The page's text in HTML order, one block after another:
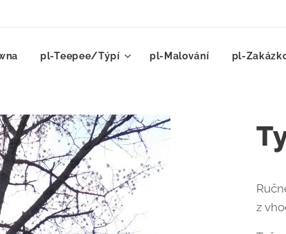
pl-Teepee/Týpí pl-Malování pl-
z